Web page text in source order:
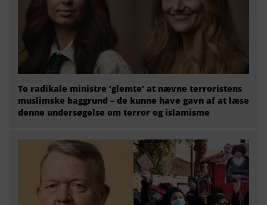
To radikale ministre ‘glemte’ at nævne terroristens
muslimske baggrund – de kunne have gavn af at læse
denne undersøgelse om terror og islamisme